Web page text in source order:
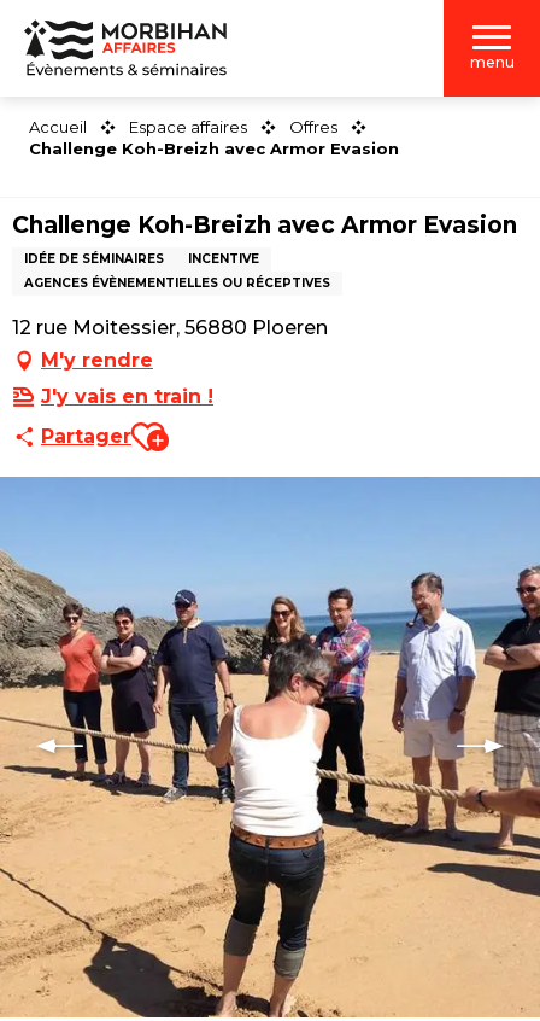
Aller
contenu
menu
Accueil Espace affaires
Offres
Challenge Koh-Breizh avec Armor Evasion
Challenge Koh-Breizh avec Armor Evasion
IDÉE DE SÉMINAIRES
INCENTIVE
AGENCES ÉVÈNEMENTIELLES OU RÉCEPTIVES
12 rue Moitessier, 56880 Ploeren
M'y rendre
J'y vais en train !
PartagerAjouter aux favoris